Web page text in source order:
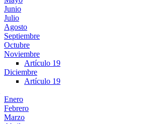
Junio
Julio
Agosto
Septiembre
Octubre
Noviembre
Artículo 19
Diciembre
Artículo 19
Enero
Febrero
Marzo